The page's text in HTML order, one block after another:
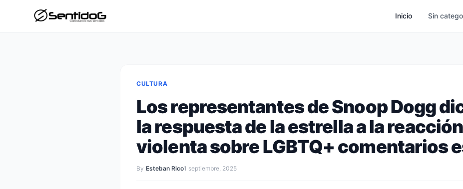
Inicio Sin
CULTURA
Los representantes de Snoop Dogg
la respuesta de la estrella a la reacción
violenta sobre LGBTQ+ comentarios
By Esteban Rico1 septiembre, 2025